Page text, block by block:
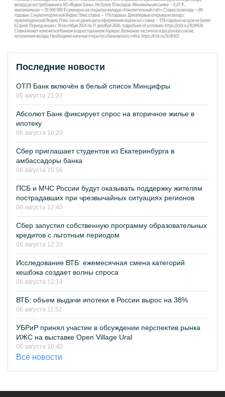
Последние новости
ОТП Банк включён в белый список Минцифры
06 августа 21:27
Абсолют Банк фиксирует спрос на вторичное жилье в
ипотеку
06 августа 16:20
Сбер приглашает студентов из Екатеринбурга в
амбассадоры банка
06 августа 15:56
ПСБ и МЧС России будут оказывать поддержку жителям
пострадавших при чрезвычайных ситуациях регионов
06 августа 12:40
Сбер запустил собственную программу образовательных
кредитов с льготным периодом
06 августа 12:33
Исследование ВТБ: ежемесячная смена категорий
кешбэка создает волны спроса
06 августа 12:14
ВТБ: объем выдачи ипотеки в России вырос на 38%
06 августа 11:52
УБРиР принял участие в обсуждении перспектив рынка
ИЖС на выставке Open Village Ural
06 августа 10:40
Все новости